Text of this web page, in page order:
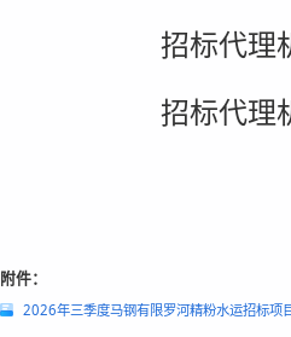
招标代理
招标代理
附件：
2026年三季度马钢有限罗河精粉水运招标项